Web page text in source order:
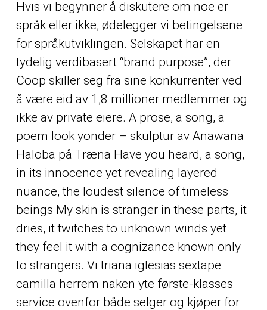
Hvis vi begynner å diskutere om noe er
språk eller ikke, ødelegger vi betingelsene
for språkutviklingen. Selskapet har en
tydelig verdibasert “brand purpose”, der
Coop skiller seg fra sine konkurrenter ved
å være eid av 1,8 millioner medlemmer og
ikke av private eiere. A prose, a song, a
poem look yonder – skulptur av Anawana
Haloba på Træna Have you heard, a song,
in its innocence yet revealing layered
nuance, the loudest silence of timeless
beings My skin is stranger in these parts, it
dries, it twitches to unknown winds yet
they feel it with a cognizance known only
to strangers. Vi triana iglesias sextape
camilla herrem naken yte første-klasses
service ovenfor både selger og kjøper for